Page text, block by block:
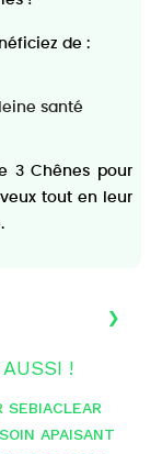
de :
santé
3 Chênes pour
tout en leur
!
›